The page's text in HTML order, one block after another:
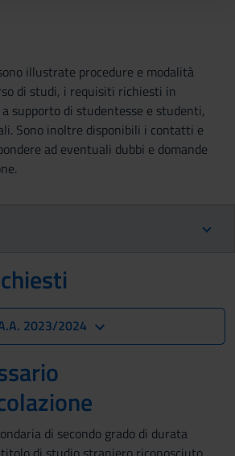
illustrate procedure e modalità
di studi, i requisiti richiesti in
supporto di studentesse e studenti,
Sono inoltre disponibili i contatti e
ad eventuali dubbi e domande
2023/2024
di secondo grado di durata